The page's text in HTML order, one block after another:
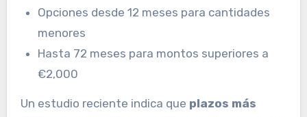
Opciones desde 12 meses para cantidades
menores
Hasta 72 meses para montos superiores a
€2,000
Un estudio reciente indica que plazos más